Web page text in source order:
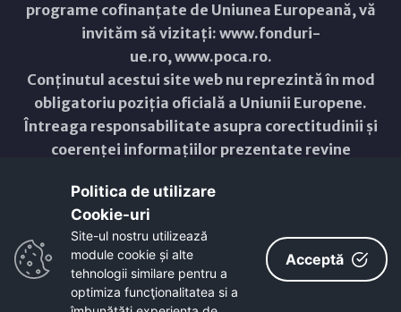
programe cofinanțate de Uniunea Europeană, vă
invităm să vizitați: www.fonduri-
ue.ro,www.poca.ro.
Conținutul acestui site web nu reprezintă în mod
obligatoriu poziția oficială a Uniunii Europene.
Întreaga responsabilitate asupra corectitudinii și
coerenței informațiilor prezentate revine
Copyright © 2021 - 2026 -
ResponsiveVoice
Non-Commercial License
Politica de utilizare
Cookie-uri‎
Site-ul nostru utilizează
module cookie și alte
tehnologii similare pentru a
optimiza funcţionalitatea si a
Acceptă